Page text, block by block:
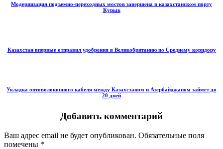
Модернизация подъемно-переходных мостов завершена в казахстанском порту
Курык
Казахстан впервые отправил удобрения в Великобританию по Среднему коридору
Укладка оптоволоконного кабеля между Казахстаном и Азербайджаном займет до
20 дней
Добавить комментарий
Ваш адрес email не будет опубликован. Обязательные поля
помечены *